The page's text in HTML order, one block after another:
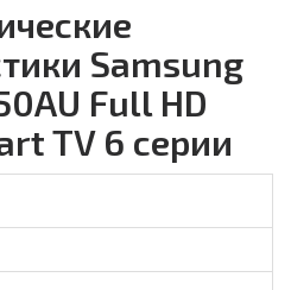
Samsung
Full HD
TV 6 серии